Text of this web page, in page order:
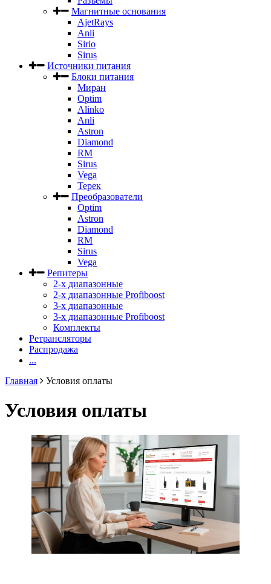
Магнитные основания
AjetRays
Anli
Sirio
Sirus
Источники питания
Блоки питания
Миран
Optim
Alinko
Anli
Astron
Diamond
RM
Sirus
Vega
Терек
Преобразователи
Optim
Astron
Diamond
RM
Sirus
Vega
Репитеры
2-х диапазонные
2-х диапазонные Profiboost
3-х диапазонные
3-х диапазонные Profiboost
Комплекты
Ретрансляторы
Распродажа
...
Главная
Условия оплаты
Условия оплаты